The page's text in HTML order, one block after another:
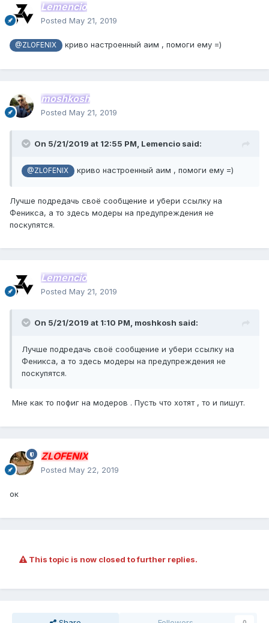
Lemencio
Posted May 21, 2019
@ZLOFENIX криво настроенный аим , помоги ему =)
moshkosh
Posted May 21, 2019
On 5/21/2019 at 12:55 PM, Lemencio said:
@ZLOFENIX криво настроенный аим , помоги ему =)
Лучше подредачь своё сообщение и убери ссылку на
Феникса, а то здесь модеры на предупреждения не
поскупятся.
Lemencio
Posted May 21, 2019
On 5/21/2019 at 1:10 PM, moshkosh said:
Лучше подредачь своё сообщение и убери ссылку на
Феникса, а то здесь модеры на предупреждения не
поскупятся.
Мне как то пофиг на модеров . Пусть что хотят , то и пишут.
ZLOFENIX
Posted May 22, 2019
ок
This topic is now closed to further replies.